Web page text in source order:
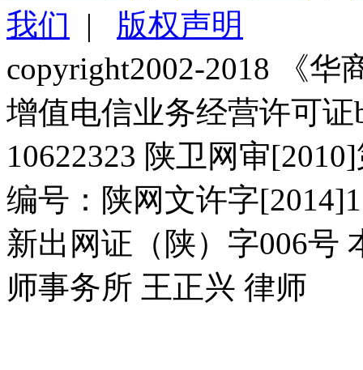
我们 | 版权声明
copyright2002-2018 《华
增值电信业务经营许可证
10622323 陕卫网审
编号：陕网文许字
新出网证（陕）字006号
师事务所 王正兴 律师